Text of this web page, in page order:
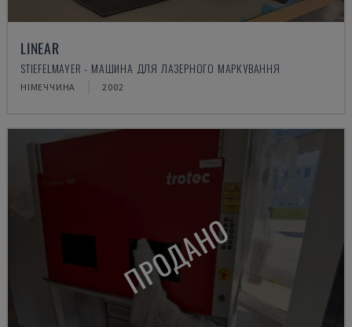
LINEAR
STIEFELMAYER - МАШИНА ДЛЯ ЛАЗЕРНОГО МАРКУВАННЯ
НІМЕЧЧИНА 2002
ПРОДАНО